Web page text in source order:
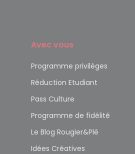
Avec vous
Programme privilèges
Réduction Etudiant
Pass Culture
Programme de fidélité
Le Blog Rougier&Plé
Idées Créatives